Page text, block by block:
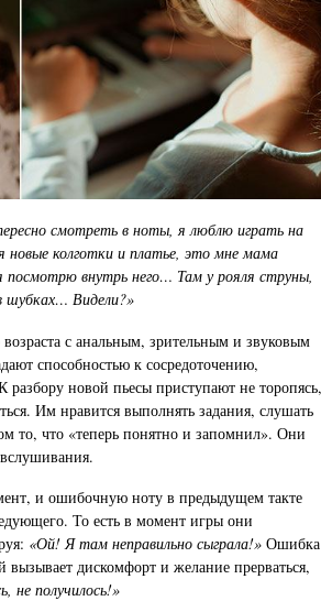
смотреть в ноты, я люблю играть на
новые колготки и платье, это мне мама
внутрь него… Там у рояля струны,
шубках… Видели?»
с анальным, зрительным и звуковым
способностью к сосредоточению,
новой пьесы приступают не торопясь,
Им нравится выполнять задания, слушать
то, что «теперь понятно и запомнил». Они
и ошибочную ноту в предыдущем такте
То есть в момент игры они
«Ой! Я там неправильно сыграла!» Ошибка
дискомфорт и желание прерваться,
не получилось!»